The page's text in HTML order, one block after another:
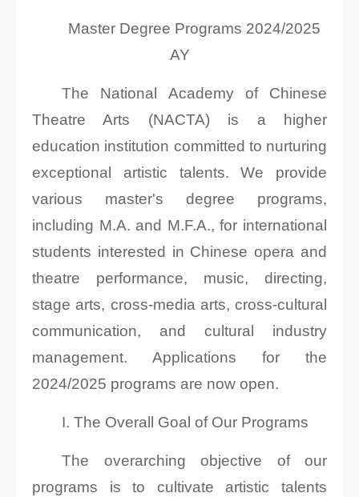
Master Degree Programs 2024/2025
AY
The National Academy of Chinese
Theatre Arts (NACTA) is a higher
education institution committed to nurturing
exceptional artistic talents. We provide
various master's degree programs,
including M.A. and M.F.A., for international
students interested in Chinese opera and
theatre performance, music, directing,
stage arts, cross-media arts, cross-cultural
communication, and cultural industry
management. Applications for the
2024/2025 programs are now open.
I. The Overall Goal of Our Programs
The overarching objective of our
programs is to cultivate artistic talents